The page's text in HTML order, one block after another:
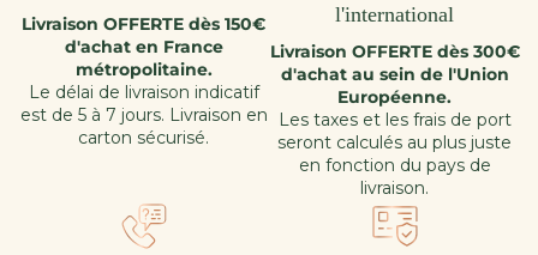
Livraison OFFERTE dès 150€
d'achat en France
métropolitaine.
Le délai de livraison indicatif
est de 5 à 7 jours. Livraison en
carton sécurisé.
l'international
Livraison OFFERTE dès 300€
d'achat au sein de l'Union
Européenne.
Les taxes et les frais de port
seront calculés au plus juste
en fonction du pays de
livraison.